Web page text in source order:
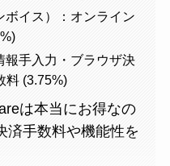
ボイス）：オンライン
報手入力・ブラウザ決
料 (3.75%)
は本当にお得なの
済手数料や機能性を